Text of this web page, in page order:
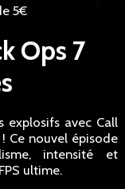
5€
Ops 7
explosifs avec Call
Ce nouvel épisode
intensité et
ultime.